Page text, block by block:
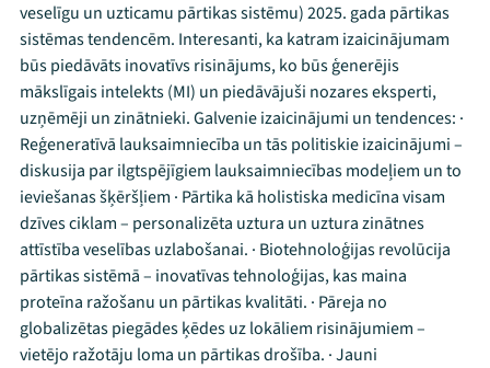
veselīgu un uzticamu pārtikas sistēmu) 2025. gada pārtikas
sistēmas tendencēm. Interesanti, ka katram izaicinājumam
būs piedāvāts inovatīvs risinājums, ko būs ģenerējis
mākslīgais intelekts (MI) un piedāvājuši nozares eksperti,
uzņēmēji un zinātnieki. Galvenie izaicinājumi un tendences: ·
Reģeneratīvā lauksaimniecība un tās politiskie izaicinājumi –
diskusija par ilgtspējīgiem lauksaimniecības modeļiem un to
ieviešanas šķēršļiem · Pārtika kā holistiska medicīna visam
dzīves ciklam – personalizēta uztura un uztura zinātnes
attīstība veselības uzlabošanai. · Biotehnoloģijas revolūcija
pārtikas sistēmā – inovatīvas tehnoloģijas, kas maina
proteīna ražošanu un pārtikas kvalitāti. · Pāreja no
globalizētas piegādes ķēdes uz lokāliem risinājumiem –
vietējo ražotāju loma un pārtikas drošība. · Jauni